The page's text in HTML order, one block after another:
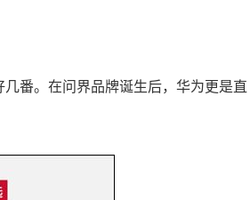
番。在问界品牌诞生后，华为更是直